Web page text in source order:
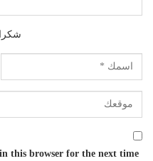
شكرا
this browser for the next time